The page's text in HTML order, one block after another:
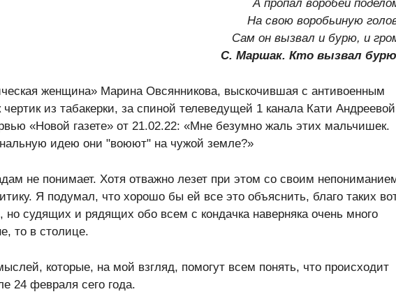
А пропал воробей
На свою воробьиную
Сам он вызвал и бурю, и
С. Маршак. Кто вызвал
женщина» Марина Овсянникова, выскочившая с антивоенным
чертик из табакерки, за спиной телеведущей 1 канала Кати
«Новой газете» от 21.02.22: «Мне безумно жаль этих мальчишек.
идею они "воюют" на чужой земле?»
не понимает. Хотя отважно лезет при этом со своим
Я подумал, что хорошо бы ей все это объяснить, благо таких
судящих и рядящих обо всем с кондачка наверняка очень много
то в столице.
которые, на мой взгляд, помогут всем понять, что происходит
24 февраля сего года.